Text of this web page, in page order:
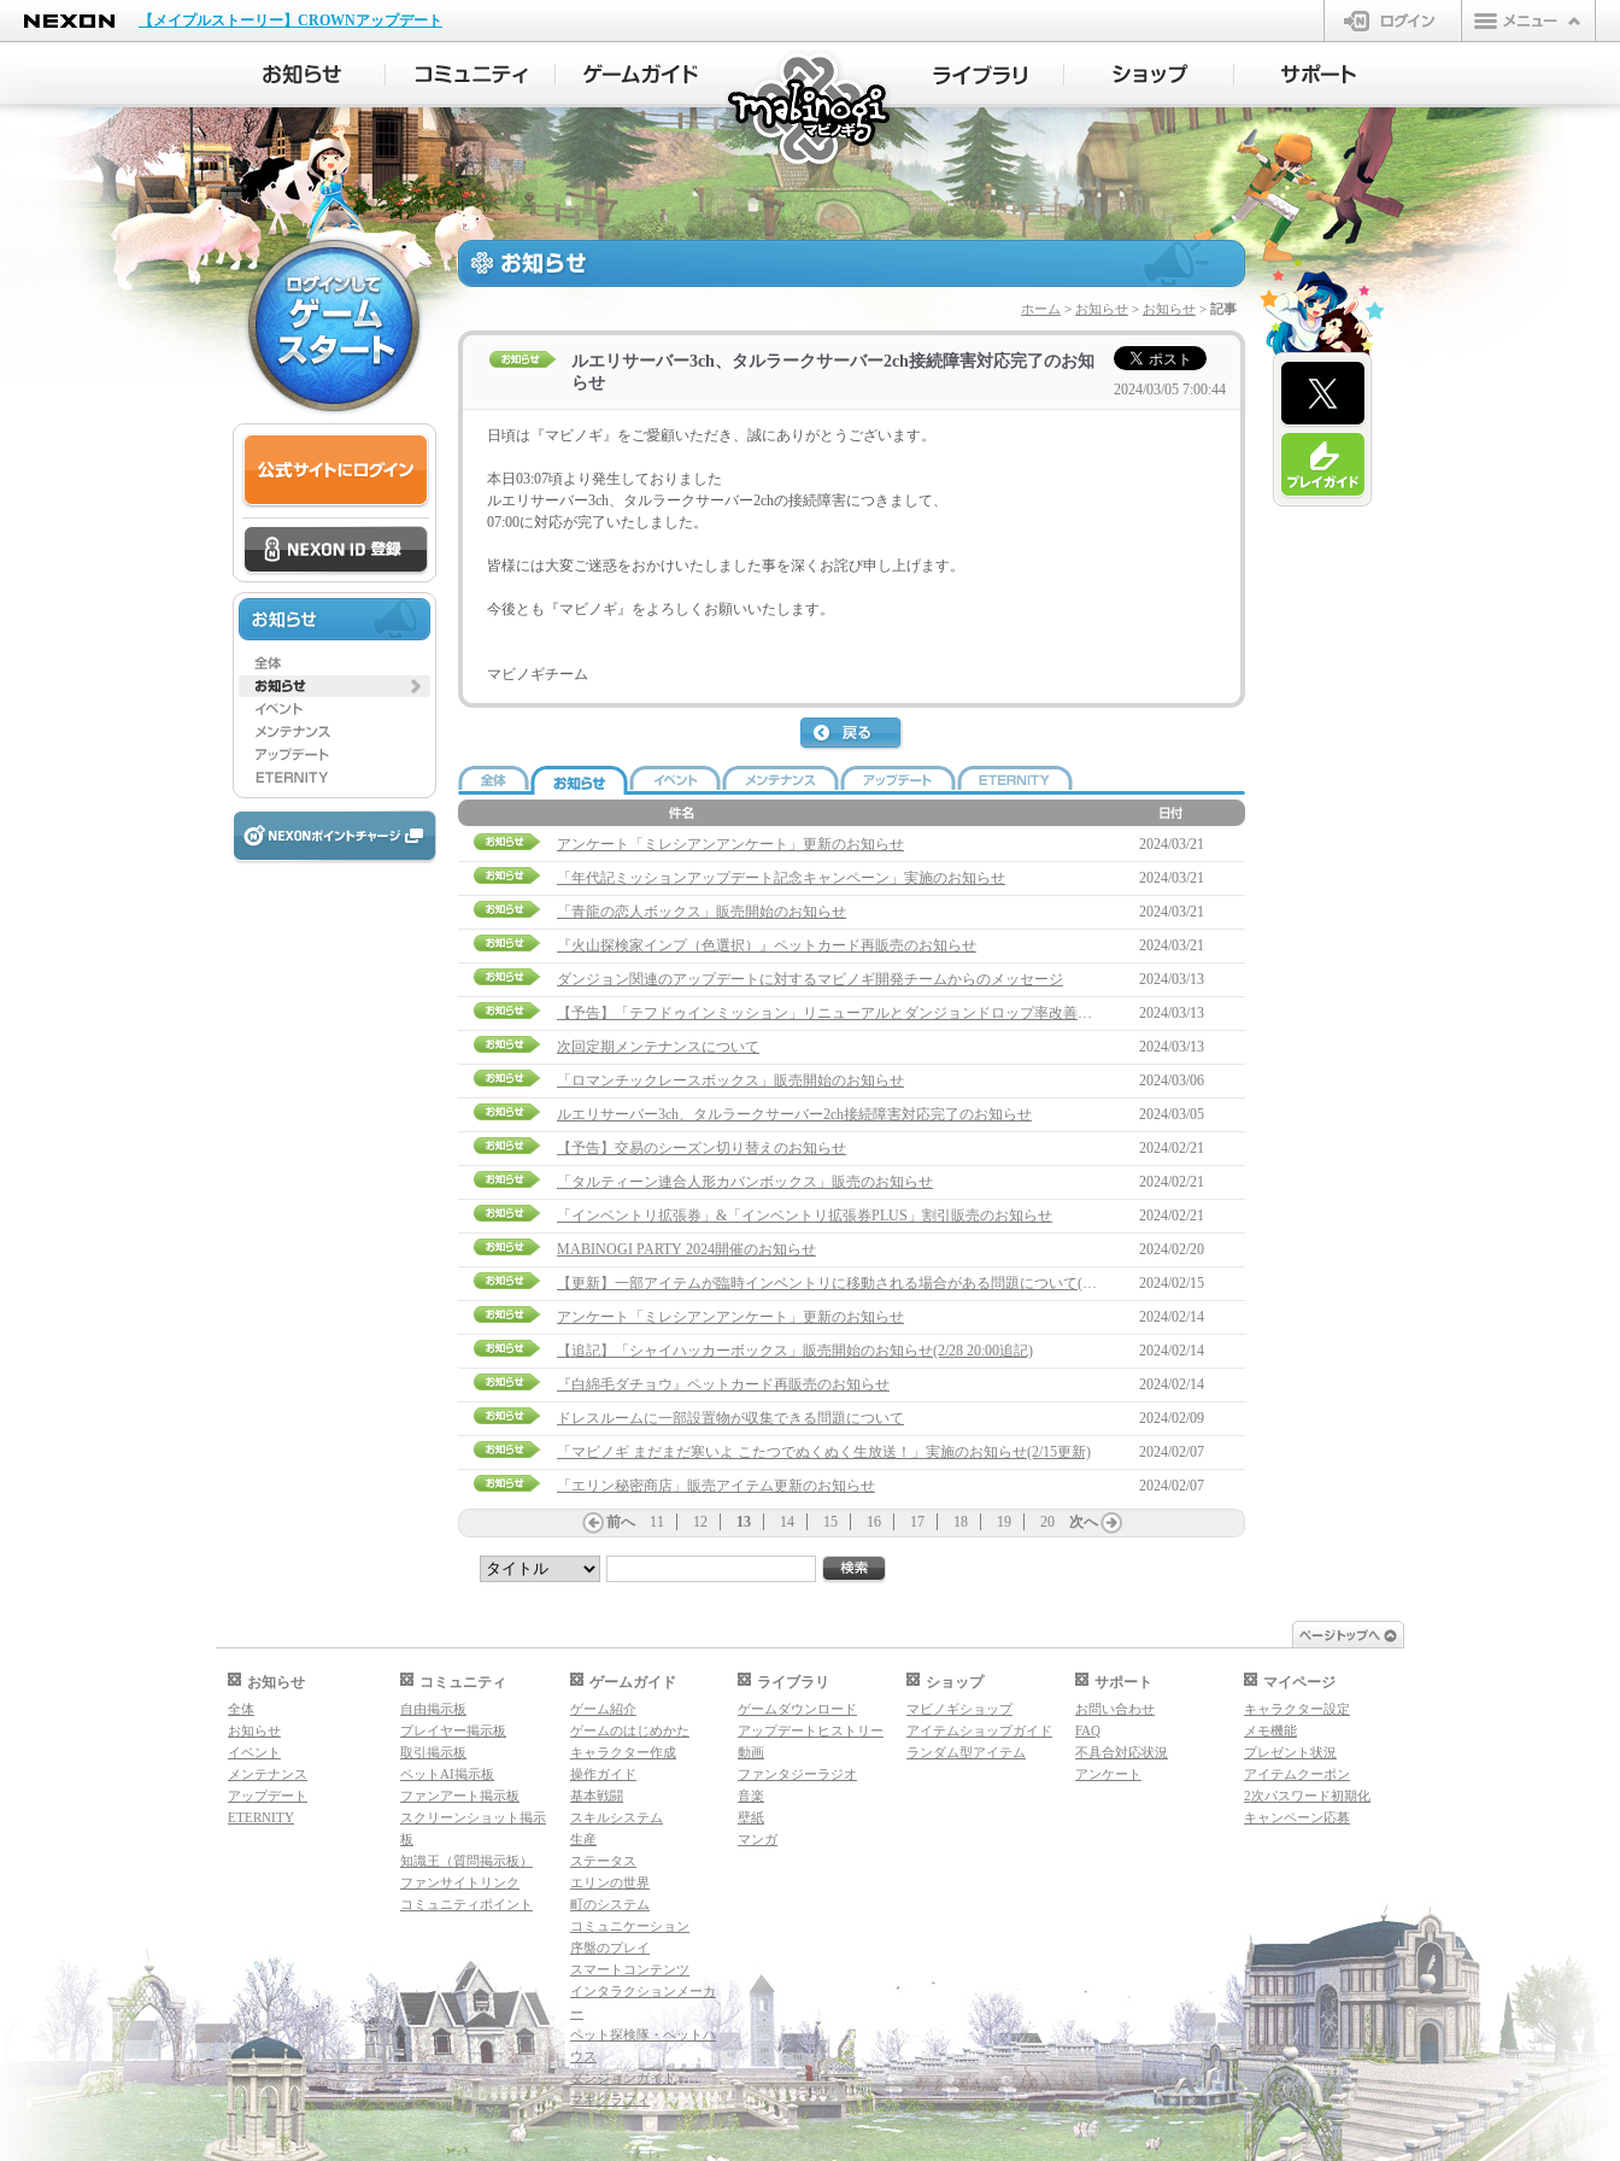
NEXON
【メイプルストーリー】CROWNアップデート
ログイン
マビノギ
ホーム > お知らせ > お知らせ > 記事
ルエリサーバー3ch、タルラークサーバー2ch接続障害対応完了のお知
らせ
2024/03/05 7:00:44
日頃は『マビノギ』をご愛顧いただき、誠にありがとうございます。
本日03:07頃より発生しておりました
ルエリサーバー3ch、タルラークサーバー2chの接続障害につきまして、
07:00に対応が完了いたしました。
皆様には大変ご迷惑をおかけいたしました事を深くお詫び申し上げます。
今後とも『マビノギ』をよろしくお願いいたします。
マビノギチーム
アンケート「ミレシアンアンケート」更新のお知らせ
2024/03/21
「年代記ミッションアップデート記念キャンペーン」実施のお知らせ
2024/03/21
「青龍の恋人ボックス」販売開始のお知らせ
2024/03/21
『火山探検家インプ（色選択）』ペットカード再販売のお知らせ
2024/03/21
ダンジョン関連のアップデートに対するマビノギ開発チームからのメッセージ
2024/03/13
【予告】「テフドゥインミッション」リニューアルとダンジョンドロップ率改善のお知らせ
2024/03/13
次回定期メンテナンスについて
2024/03/13
「ロマンチックレースボックス」販売開始のお知らせ
2024/03/06
ルエリサーバー3ch、タルラークサーバー2ch接続障害対応完了のお知らせ
2024/03/05
【予告】交易のシーズン切り替えのお知らせ
2024/02/21
「タルティーン連合人形カバンボックス」販売のお知らせ
2024/02/21
「インベントリ拡張券」&「インベントリ拡張券PLUS」割引販売のお知らせ
2024/02/21
MABINOGI PARTY 2024開催のお知らせ
2024/02/20
【更新】一部アイテムが臨時インベントリに移動される場合がある問題について(2/17 03:15更新)
2024/02/15
アンケート「ミレシアンアンケート」更新のお知らせ
2024/02/14
【追記】「シャイハッカーボックス」販売開始のお知らせ(2/28 20:00追記)
2024/02/14
『白綿毛ダチョウ』ペットカード再販売のお知らせ
2024/02/14
ドレスルームに一部設置物が収集できる問題について
2024/02/09
「マビノギ まだまだ寒いよ こたつでぬくぬく生放送！」実施のお知らせ(2/15更新)
2024/02/07
「エリン秘密商店」販売アイテム更新のお知らせ
2024/02/07
前へ 11 12 13 14 15 16 17 18 19 20 次へ
お知らせ
全体
お知らせ
イベント
メンテナンス
アップデート
ETERNITY
コミュニティ
自由掲示板
プレイヤー掲示板
取引掲示板
ペットAI掲示板
ファンアート掲示板
スクリーンショット掲示
板
知識王（質問掲示板）
ファンサイトリンク
コミュニティポイント
ゲームガイド
ゲーム紹介
ゲームのはじめかた
キャラクター作成
操作ガイド
基本戦闘
スキルシステム
生産
ステータス
エリンの世界
町のシステム
コミュニケーション
序盤のプレイ
スマートコンテンツ
インタラクションメーカ
ー
ペット探検隊・ペットハ
ウス
ダンジョンガイド
マギグラフィ
ライブラリ
ゲームダウンロード
アップデートヒストリー
動画
ファンタジーラジオ
音楽
壁紙
マンガ
ショップ
マビノギショップ
アイテムショップガイド
ランダム型アイテム
サポート
お問い合わせ
FAQ
不具合対応状況
アンケート
マイページ
キャラクター設定
メモ機能
プレゼント状況
アイテムクーポン
2次パスワード初期化
キャンペーン応募